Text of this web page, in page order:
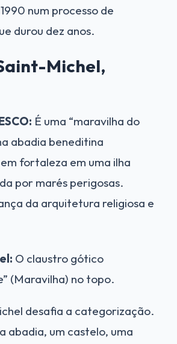
num processo de
durou dez anos.
Michel,
É uma “maravilha do
abadia beneditina
fortaleza em uma ilha
por marés perigosas.
da arquitetura religiosa e
O claustro gótico
(Maravilha) no topo.
desafia a categorização.
abadia, um castelo, uma